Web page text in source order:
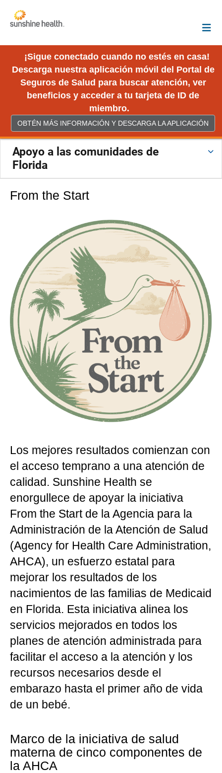
¡Sigue conectado cuando no estés en casa!
Descarga nuestra aplicación móvil del Portal de
Seguros de Salud para buscar atención, ver
beneficios y acceder a tu tarjeta de ID de
miembro.
OBTÉN MÁS INFORMACIÓN Y DESCARGA LA APLICACIÓN
Apoyo a las comunidades de
Florida
From the Start
Los mejores resultados comienzan con
el acceso temprano a una atención de
calidad. Sunshine Health se
enorgullece de apoyar la iniciativa
From the Start de la Agencia para la
Administración de la Atención de Salud
(Agency for Health Care Administration,
AHCA), un esfuerzo estatal para
mejorar los resultados de los
nacimientos de las familias de Medicaid
en Florida. Esta iniciativa alinea los
servicios mejorados en todos los
planes de atención administrada para
facilitar el acceso a la atención y los
recursos necesarios desde el
embarazo hasta el primer año de vida
de un bebé.
Marco de la iniciativa de salud
materna de cinco componentes de
la AHCA